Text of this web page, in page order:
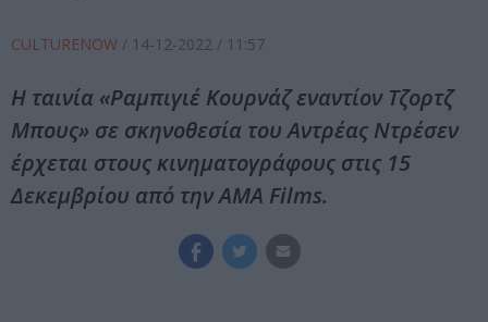
CULTURENOW / 14-12-2022 / 11:57
Η ταινία «Ραμπιγιέ Κουρνάζ εναντίον Τζορτζ
Μπους» σε σκηνοθεσία του Αντρέας Ντρέσεν
έρχεται στους κινηματογράφους στις 15
Δεκεμβρίου από την AMA Films.